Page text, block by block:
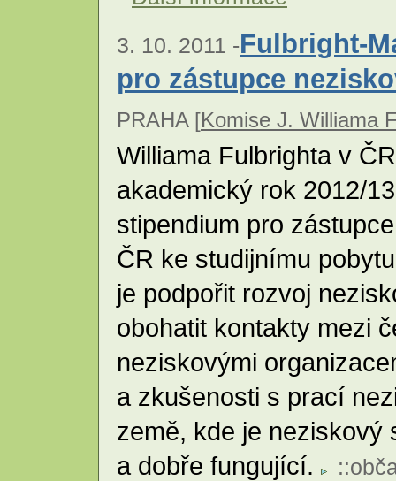
3. 10. 2011 -Fulbright-
pro zástupce
PRAHA [Komise J. Williama
Williama Fulbrighta v
akademický rok 2012/
stipendium pro
ČR ke studijnímu
je podpořit rozvoj
obohatit kontakty mezi
neziskovými
a zkušenosti s prací
země, kde je neziskový
a dobře fungující.
::